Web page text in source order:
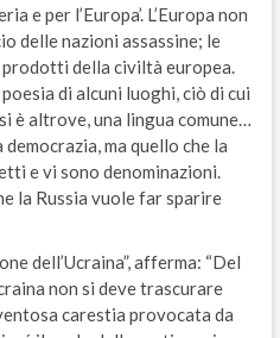
e per l’Europa’. L’Europa non
delle nazioni assassine; le
della civiltà europea.
di alcuni luoghi, ciò di cui
è altrove, una lingua comune…
ma quello che la
e vi sono denominazioni.
la Russia vuole far sparire
dell’Ucraina”, afferma: “Del
non si deve trascurare
carestia provocata da